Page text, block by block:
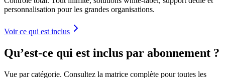
personnalisation pour les grandes organisations.
Voir ce qui est inclus
Qu’est-ce qui est inclus par abonnement ?
Vue par catégorie. Consultez la matrice complète pour toutes les